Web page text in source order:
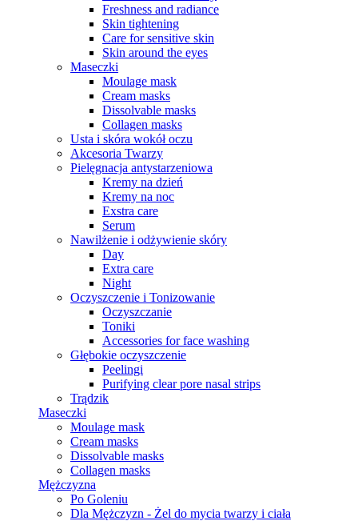
Freshness and radiance
Skin tightening
Care for sensitive skin
Skin around the eyes
Maseczki
Moulage mask
Cream masks
Dissolvable masks
Collagen masks
Usta i skóra wokół oczu
Akcesoria Twarzy
Pielęgnacja antystarzeniowa
Kremy na dzień
Kremy na noc
Exstra care
Serum
Nawilżenie i odżywienie skóry
Day
Extra care
Night
Oczyszczenie i Tonizowanie
Oczyszczanie
Toniki
Accessories for face washing
Głębokie oczyszczenie
Peelingi
Purifying clear pore nasal strips
Trądzik
Maseczki
Moulage mask
Cream masks
Dissolvable masks
Collagen masks
Mężczyzna
Po Goleniu
Dla Mężczyzn - Żel do mycia twarzy i ciała